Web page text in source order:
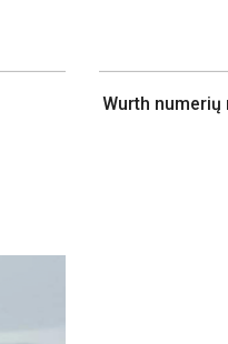
Wurth numerių